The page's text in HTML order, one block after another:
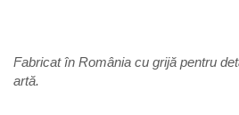
Fabricat în România cu grijă pentru
artă.